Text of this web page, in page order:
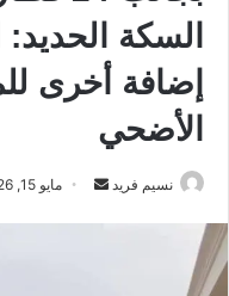
السكة
إضافة أخرى
الأضحي
نسيم فريد مايو 15, 2026